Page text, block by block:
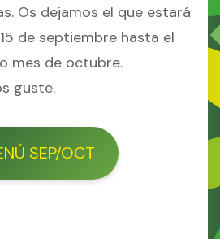
Os dejamos el que estará
de septiembre hasta el
mes de octubre.
guste.
SEP/OCT